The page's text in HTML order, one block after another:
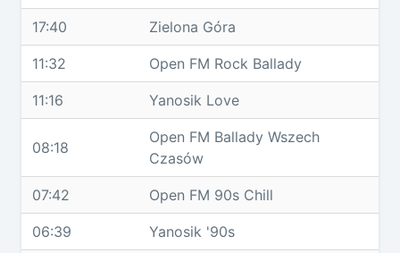
17:40 Zielona Góra
11:32 Open FM Rock Ballady
11:16 Yanosik Love
08:18
Open FM Ballady Wszech
Czasów
07:42 Open FM 90s Chill
06:39 Yanosik '90s